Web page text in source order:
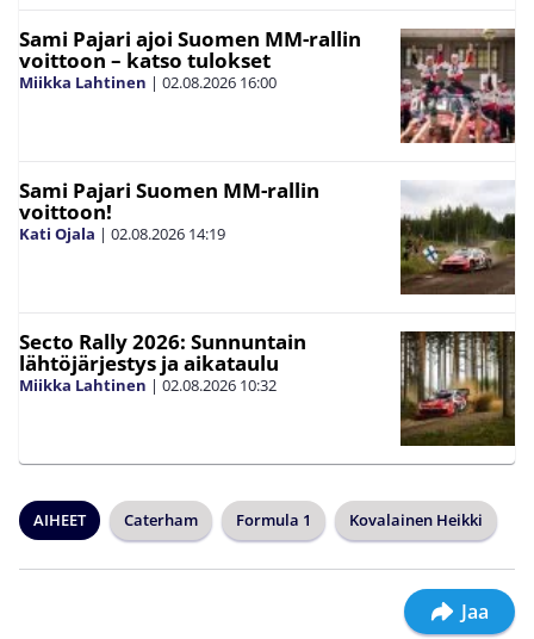
Sami Pajari ajoi Suomen MM-rallin
voittoon – katso tulokset
Miikka Lahtinen | 02.08.2026 16:00
Sami Pajari Suomen MM-rallin
voittoon!
Kati Ojala | 02.08.2026 14:19
Secto Rally 2026: Sunnuntain
lähtöjärjestys ja aikataulu
Miikka Lahtinen | 02.08.2026 10:32
AIHEET Caterham Formula 1 Kovalainen Heikki
Jaa